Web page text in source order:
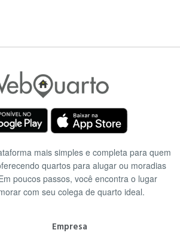
mais simples e completa para quem
quartos para alugar ou moradias
poucos passos, você encontra o lugar
com seu colega de quarto ideal.
Empresa